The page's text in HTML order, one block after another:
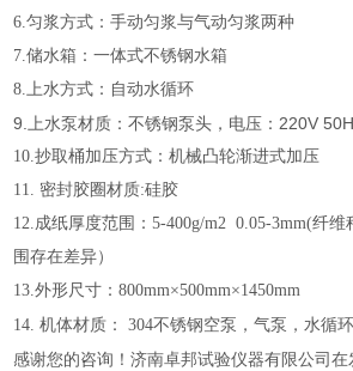
6.匀浆方式：手动匀浆与气动匀浆两种
7.储水箱：一体式不锈钢水箱
8.上水方式：自动水循环
9.上水泵材质：不锈钢泵头，电压：220V
10.抄取桶加压方式：机械凸轮渐进式加压
11. 密封胶圈材质:硅胶
12.成纸厚度范围：5-400g/m2 0.05-3mm(纤
围存在差异）
13.外形尺寸：800mm×500mm×1450mm
14.机体材质： 304不锈钢 空泵，气泵，水循
感谢您的咨询！济南卓邦试验仪器有限公司